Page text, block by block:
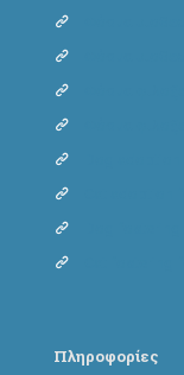
Πληροφορίες